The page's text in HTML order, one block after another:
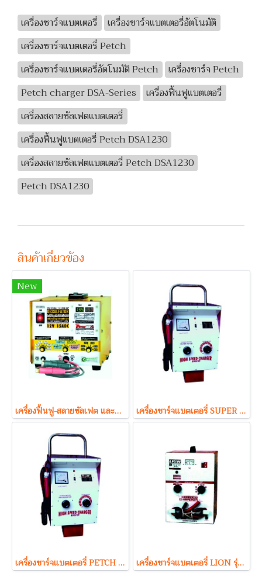
เครื่องชาร์จแบตเตอรี่
เครื่องชาร์จแบตเตอรี่อัตโนมัติ
เครื่องชาร์จแบตเตอรี่ Petch
เครื่องชาร์จแบตเตอรี่อัตโนมัติ Petch
เครื่องชาร์จ Petch
Petch charger DSA-Series
เครื่องฟื้นฟูแบตเตอรี่
เครื่องสลายซัลเฟตแบตเตอรี่
เครื่องฟื้นฟูแบตเตอรี่ Petch DSA1230
เครื่องสลายซัลเฟตแบตเตอรี่ Petch DSA1230
Petch DSA1230
สินค้าเกี่ยวข้อง
New
เครื่องฟื้นฟู-สลายซัลเฟต และชาร์จอัจฉริยะ Petch DSA1215 เครื่องชาร์จแบตเตอรี่ SUPER รุ่น S24100 (24V 100A Max)
เครื่องชาร์จแบตเตอรี่ PETCH รุ่น P24100 (24V 100A Max) เครื่องชาร์จแบตเตอรี่ LION รุ่น LHI2430 (24V 30A)